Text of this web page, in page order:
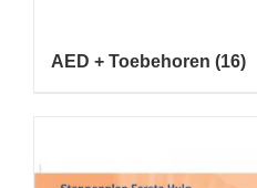
AED + Toebehoren (16)